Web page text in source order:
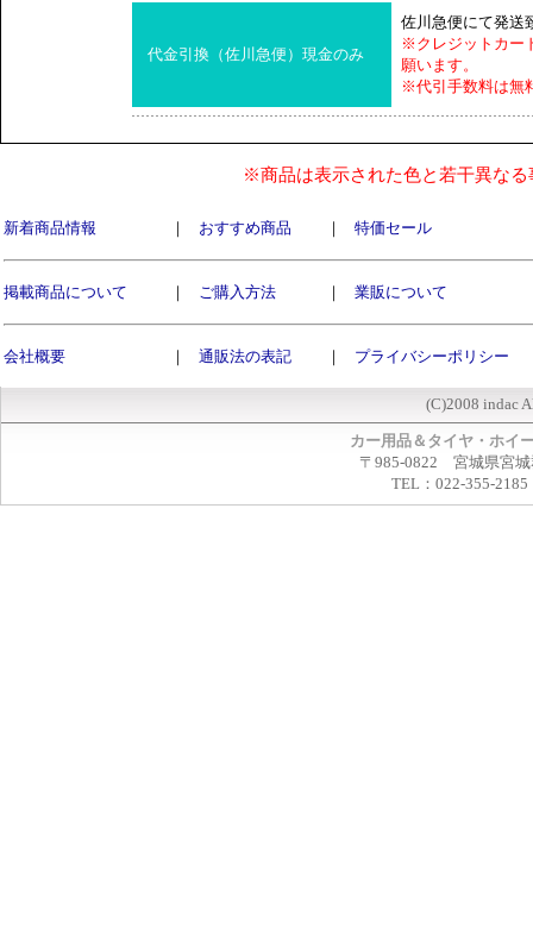
代金引換（佐川急便）現金のみ
佐川急便にて発送
※クレジットカー
願います。
※代引手数料は無
※商品は表示された色と若干異な
新着商品情報 ｜ おすすめ商品 ｜ 特価セール
掲載商品について ｜ ご購入方法 ｜ 業販について
会社概要 ｜ 通販法の表記 ｜ プライバシーポリシー
(C)2008 indac
カー用品＆タイヤ・ホイ
〒985-0822 宮城県宮城
TEL：022-355-